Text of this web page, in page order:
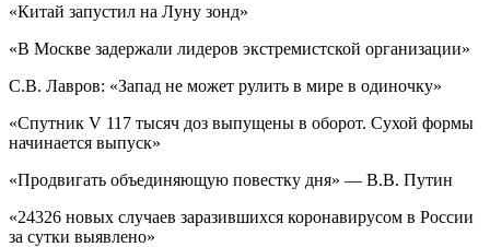
«Китай запустил на Луну зонд»
«В Москве задержали лидеров экстремистской организации»
С.В. Лавров: «Запад не может рулить в мире в одиночку»
«Спутник V 117 тысяч доз выпущены в оборот. Сухой формы
начинается выпуск»
«Продвигать объединяющую повестку дня» — В.В. Путин
«24326 новых случаев заразившихся коронавирусом в России
за сутки выявлено»